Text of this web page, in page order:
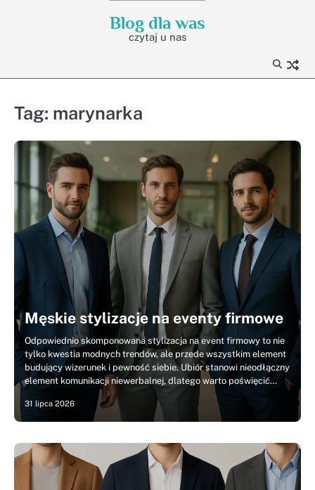
Blog dla was
czytaj u nas
Tag: marynarka
Męskie stylizacje na eventy firmowe
Odpowiednio skomponowana stylizacja na event firmowy to nie
tylko kwestia modnych trendów, ale przede wszystkim element
budujący wizerunek i pewność siebie. Ubiór stanowi nieodłączny
element komunikacji niewerbalnej, dlatego warto poświęcić…
31 lipca 2026